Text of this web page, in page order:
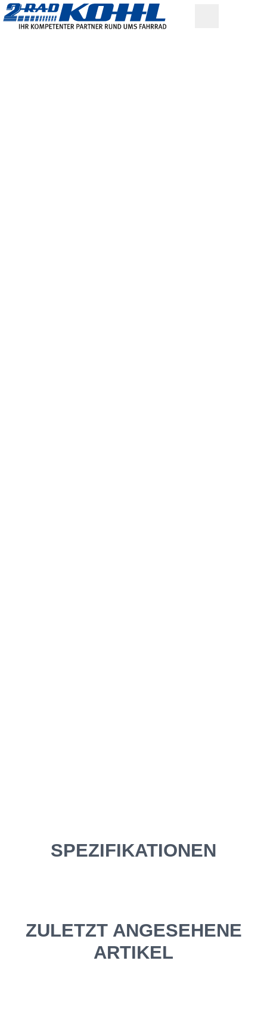
SPEZIFIKATIONEN
ZULETZT ANGESEHENE
ARTIKEL